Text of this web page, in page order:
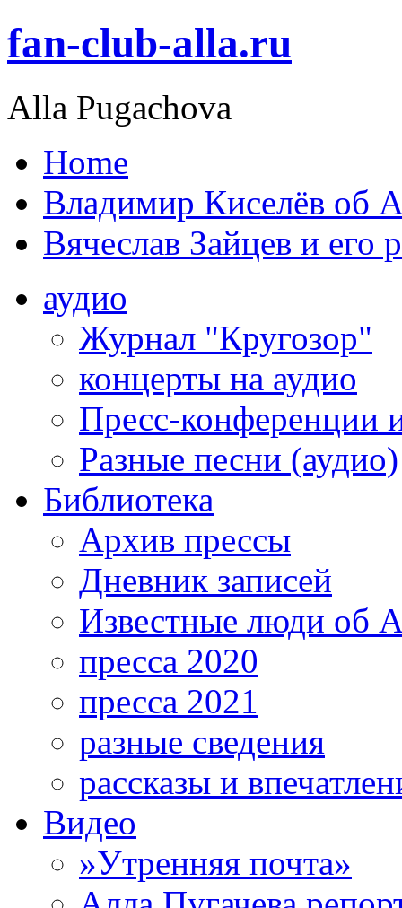
fan-club-alla.ru
Alla Pugachova
Home
Владимир Киселёв об
Вячеслав Зайцев и его
аудио
Журнал "Кругозор"
концерты на аудио
Пресс-конференции
Разные песни (аудио)
Библиотека
Архив прессы
Дневник записей
Известные люди об
пресса 2020
пресса 2021
разные сведения
рассказы и
Видео
»Утренняя почта»